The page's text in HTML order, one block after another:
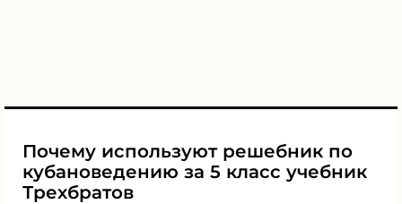
Почему используют решебник по
кубановедению за 5 класс учебник
Трехбратов